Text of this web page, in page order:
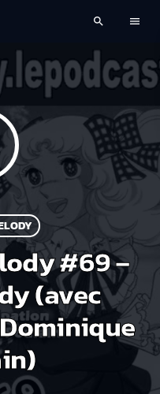
search menu
#69 –
(avec